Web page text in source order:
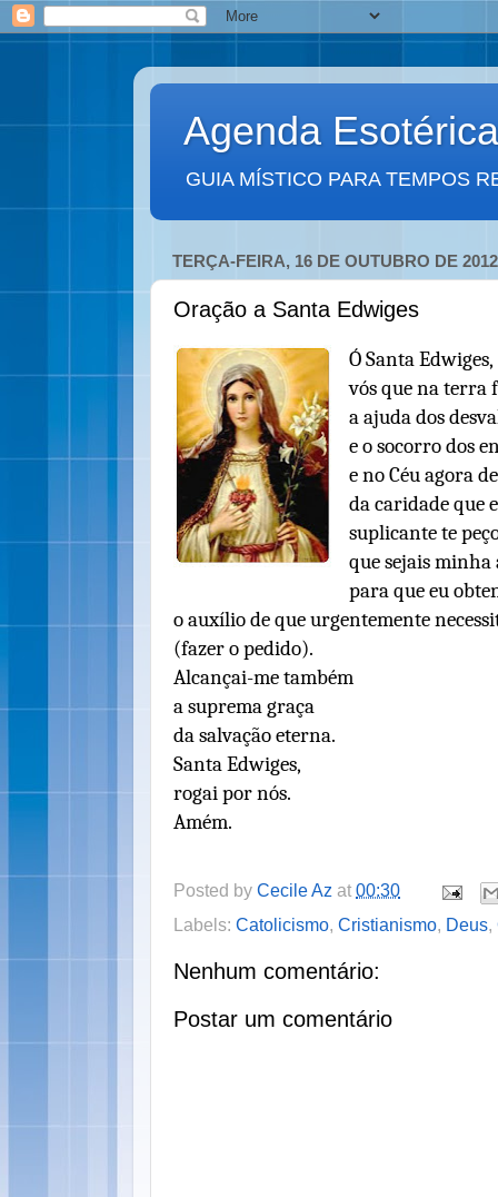
Agenda Esotérica
GUIA MÍSTICO PARA TEMPOS
TERÇA-FEIRA, 16 DE OUTUBRO DE 2012
Oração a Santa Edwiges
Ó Santa Edwiges,
vós que na terra
a ajuda dos
e o socorro dos
e no Céu agora
da caridade que
suplicante te
que sejais minha
para que eu
o auxílio de que urgentemente
(fazer o pedido).
Alcançai-me também
a suprema graça
da salvação eterna.
Santa Edwiges,
rogai por nós.
Amém.
Posted by Cecile Az at 00:30
Labels: Catolicismo, Cristianismo, Deus,
Nenhum comentário:
Postar um comentário